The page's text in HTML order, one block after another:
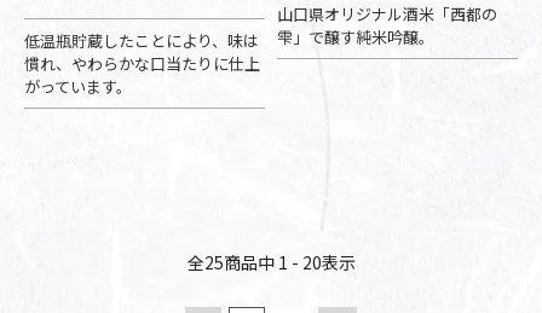
低温瓶貯蔵したことにより、味は
慣れ、やわらかな口当たりに仕上
がっています。
山口県オリジナル酒米「西都の
雫」で醸す純米吟醸。
全25商品中 1 - 20表示